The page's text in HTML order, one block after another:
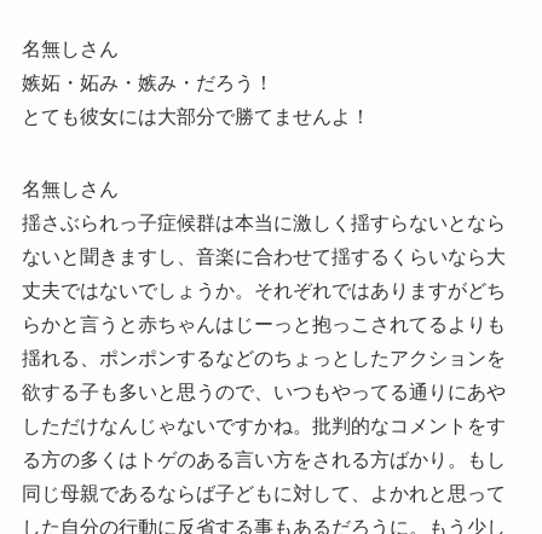
名無しさん
嫉妬・妬み・嫉み・だろう！
とても彼女には大部分で勝てませんよ！
名無しさん
揺さぶられっ子症候群は本当に激しく揺すらないとなら
ないと聞きますし、音楽に合わせて揺するくらいなら大
丈夫ではないでしょうか。それぞれではありますがどち
らかと言うと赤ちゃんはじーっと抱っこされてるよりも
揺れる、ポンポンするなどのちょっとしたアクションを
欲する子も多いと思うので、いつもやってる通りにあや
しただけなんじゃないですかね。批判的なコメントをす
る方の多くはトゲのある言い方をされる方ばかり。もし
同じ母親であるならば子どもに対して、よかれと思って
した自分の行動に反省する事もあるだろうに。もう少し